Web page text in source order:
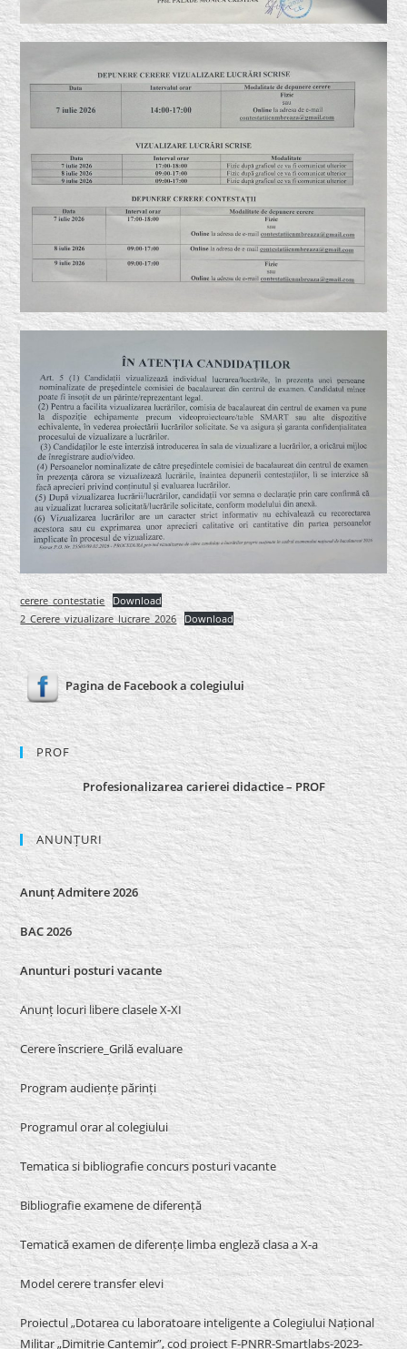
cerere_contestatie
Download
2_Cerere_vizualizare_lucrare_2026
Download
Pagina de Facebook a colegiului
PROF
Profesionalizarea carierei didactice – PROF
ANUNȚURI
Anunț Admitere 2026
BAC 2026
Anunturi posturi vacante
Anunț locuri libere clasele X-XI
Cerere înscriere_Grilă evaluare
Program audiențe părinți
Programul orar al colegiului
Tematica si bibliografie concurs posturi vacante
Bibliografie examene de diferență
Tematică examen de diferențe limba engleză clasa a X-a
Model cerere transfer elevi
Proiectul „Dotarea cu laboratoare inteligente a Colegiului Național
Militar „Dimitrie Cantemir”, cod proiect F-PNRR-Smartlabs-2023-